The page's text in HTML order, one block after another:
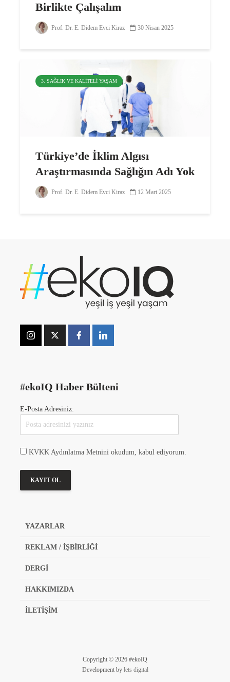
Birlikte Çalışalım
Prof. Dr. E. Didem Evci Kiraz 30 Nisan 2025
3. SAĞLIK VE KALITELI YAŞAM
Türkiye’de İklim Algısı
Araştırmasında Sağlığın Adı Yok
Prof. Dr. E. Didem Evci Kiraz 12 Mart 2025
#ekoIQ Haber Bülteni
E-Posta Adresiniz:
KVKK Aydınlatma Metnini okudum, kabul ediyorum.
YAZARLAR
REKLAM / İŞBİRLİĞİ
DERGİ
HAKKIMIZDA
İLETİŞİM
Copyright © 2026 #ekoIQ
Development by lets digital